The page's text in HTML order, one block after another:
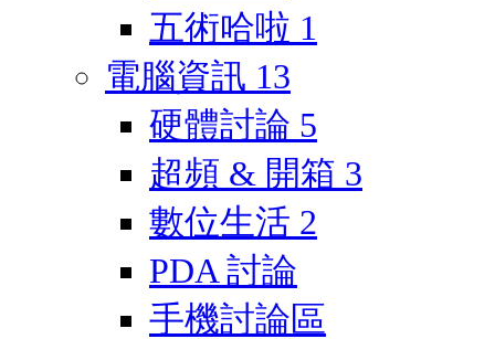
五術哈啦 1
電腦資訊 13
硬體討論 5
超頻 & 開箱 3
數位生活 2
PDA 討論
手機討論區